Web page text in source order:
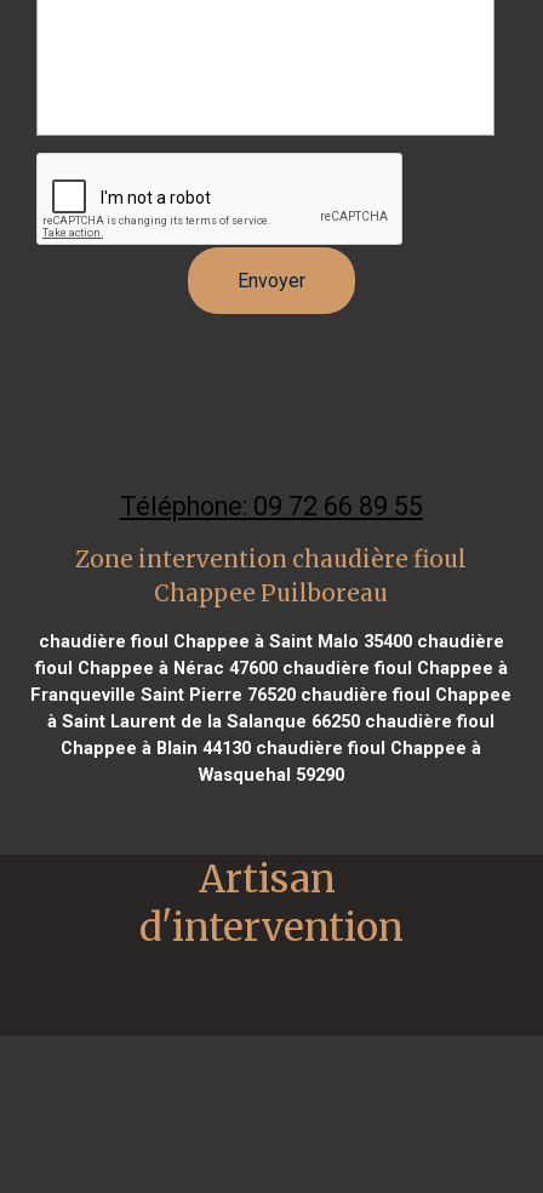
Téléphone: 09 72 66 89 55
Zone intervention chaudière fioul
Chappee Puilboreau
chaudière fioul Chappee à Saint Malo 35400chaudière
fioul Chappee à Nérac 47600chaudière fioul Chappee à
Franqueville Saint Pierre 76520 chaudière fioul Chappee
à Saint Laurent de la Salanque 66250 chaudière fioul
Chappee à Blain 44130 chaudière fioul Chappee à
Wasquehal 59290
Artisan
d'intervention